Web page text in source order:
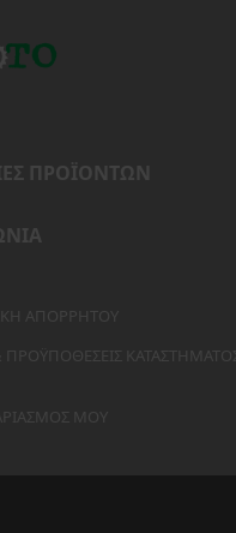
ΠΡΟΪΟΝΤΩΝ
ΑΠΟΡΡΗΤΟΥ
ΠΡΟΫΠΟΘΕΣΕΙΣ ΚΑΤΑΣΤΗΜΑΤΟΣ
ΜΟΥ